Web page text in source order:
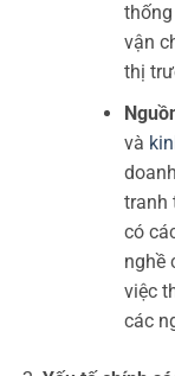
vận
thị
và
tranh
có
nghề
việc
các